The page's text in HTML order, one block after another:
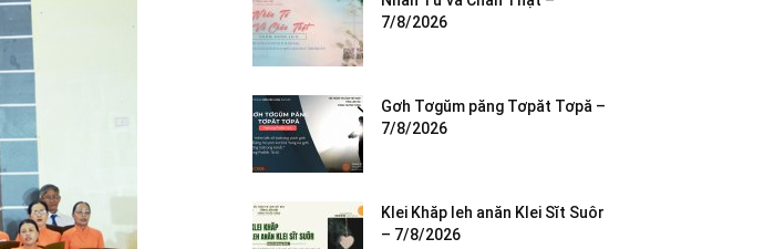
7/8/2026
Gơh Tơgŭm păng Tơpăt Tơpă –
7/8/2026
Klei Khăp leh anăn Klei Sĭt Suôr
– 7/8/2026